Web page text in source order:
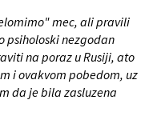
mec, ali pravili
psiholoski nezgodan
na poraz u Rusiji, ato
i ovakvom pobedom, uz
da je bila zasluzena